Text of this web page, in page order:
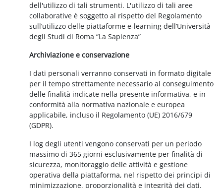
dell'utilizzo di tali strumenti. L'utilizzo di tali aree
collaborative è soggetto al rispetto del Regolamento
sull’utilizzo delle piattaforme e-learning dell’Università
degli Studi di Roma “La Sapienza”
Archiviazione e conservazione
I dati personali verranno conservati in formato digitale
per il tempo strettamente necessario al conseguimento
delle finalità indicate nella presente informativa, e in
conformità alla normativa nazionale e europea
applicabile, incluso il Regolamento (UE) 2016/679
(GDPR).
I log degli utenti vengono conservati per un periodo
massimo di 365 giorni esclusivamente per finalità di
sicurezza, monitoraggio delle attività e gestione
operativa della piattaforma, nel rispetto dei principi di
minimizzazione, proporzionalità e integrità dei dati.